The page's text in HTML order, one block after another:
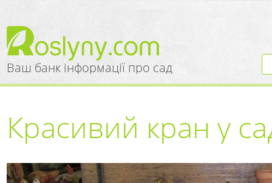
Ваш банк інформації про сад
Красивий кран у